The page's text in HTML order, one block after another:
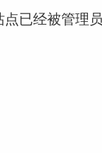
点已经被管理